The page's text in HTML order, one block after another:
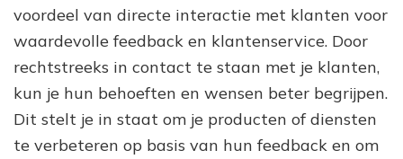
voordeel van directe interactie met klanten voor
waardevolle feedback en klantenservice. Door
rechtstreeks in contact te staan met je klanten,
kun je hun behoeften en wensen beter begrijpen.
Dit stelt je in staat om je producten of diensten
te verbeteren op basis van hun feedback en om